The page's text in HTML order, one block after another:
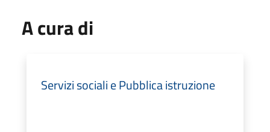
A cura di
Servizi sociali e Pubblica istruzione